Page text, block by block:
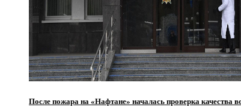
После пожара на «Нафтане» началась проверка качества